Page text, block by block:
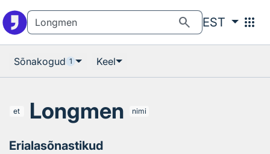
search EST apps
Sõnakogud 1 Keel
et Longmen nimi
Erialasõnastikud